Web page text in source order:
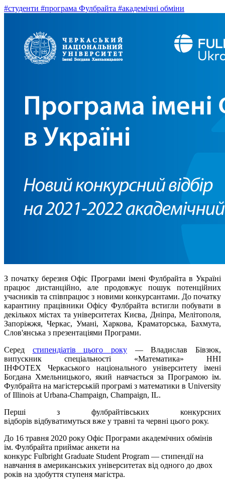
#студенти #програма Фулбрайта #академічні обміни
З початку березня Офіс Програми імені Фулбрайта в Україні
працює дистанційно, але продовжує пошук потенційних
учасників та співпрацює з новими конкурсантами. До початку
карантину працівники Офісу Фулбрайта встигли побувати в
декількох містах та університетах Києва, Дніпра, Мелітополя,
Запоріжжя, Черкас, Умані, Харкова, Краматорська, Бахмута,
Слов'янська з презентаціями Програми.
Серед стипендіатів цього року — Владислав Бівзюк,
випускник спеціальності «Математика» ННІ
ІНФОТЕХ Черкаського національного університету імені
Богдана Хмельницького, який навчається за Програмою ім.
Фулбрайта на магістерській програмі з математики в University
of Illinois at Urbana-Champaign, Champaign, IL.
Перші з фулбрайтівських конкурсних
відборів відбуватимуться вже у травні та червні цього року.
До 16 травня 2020 року Офіс Програми академічних обмінів
ім. Фулбрайта приймає анкети на
конкурс Fulbright Graduate Student Program — cтипендії на
навчання в американських університетах від одного до двох
років на здобуття ступеня магістра.